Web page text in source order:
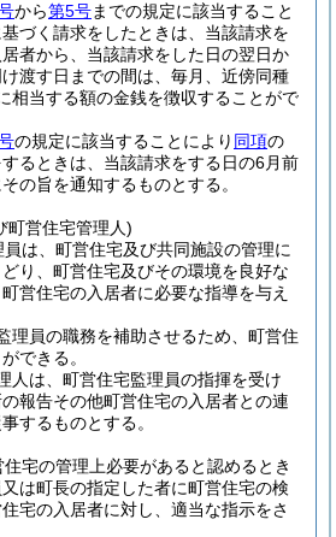
から第5号までの規定に該当すること
づく請求をしたときは、当該請求を
者から、当該請求をした日の翌日か
渡す日までの間は、毎月、近傍同種
相当する額の金銭を徴収することがで
の規定に該当することにより 同項の
るときは、当該請求をする日の6月前
の旨を通知するものとする。
町営住宅管理人)
は、町営住宅及び共同施設の管理に
り、町営住宅及びその環境を良好な
営住宅の入居者に必要な指導を与え
理員の職務を補助させるため、町営住
できる。
人は、町営住宅監理員の指揮を受け
報告その他町営住宅の入居者との連
するものとする。
宅の管理上必要があると認めるとき
は町長の指定した者に町営住宅の検
宅の入居者に対し、適当な指示をさ